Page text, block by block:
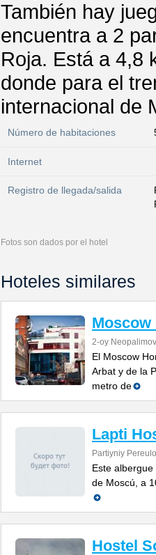
También hay
encuentra a 2
Roja. Está a 4,8
donde para el
internacional de
Número de habitaciones
Internet
Registro de llegada/salida
Fotos son dados por el hotel
Hoteles similares
Moscow
2-oy
El Moscow
Arbat y de la
metro de
Lapti
Partiyniy
Este
de Moscú, a
Hostel